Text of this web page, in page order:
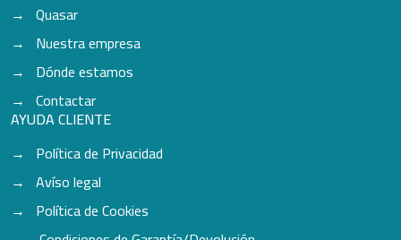
Quasar
Nuestra empresa
Dónde estamos
Contactar
AYUDA CLIENTE
Política de Privacidad
Avíso legal
Política de Cookies